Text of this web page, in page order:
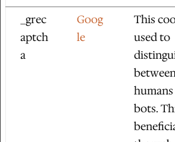
_grec
aptch
a
Goog
le
This
used to
bots.